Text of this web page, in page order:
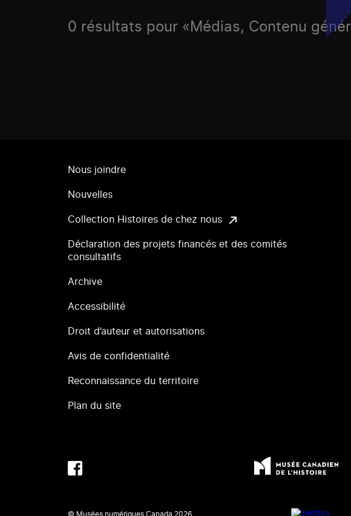
0 résultats pour «Médias, Contenu
Nous joindre
Nouvelles
Collection Histoires de chez nous
Déclaration des projets financés et des comités
consultatifs
Archive
Accessibilité
Droit d’auteur et autorisations
Avis de confidentialité
Reconnaissance du territoire
Plan du site
© Musées numériques Canada 2026